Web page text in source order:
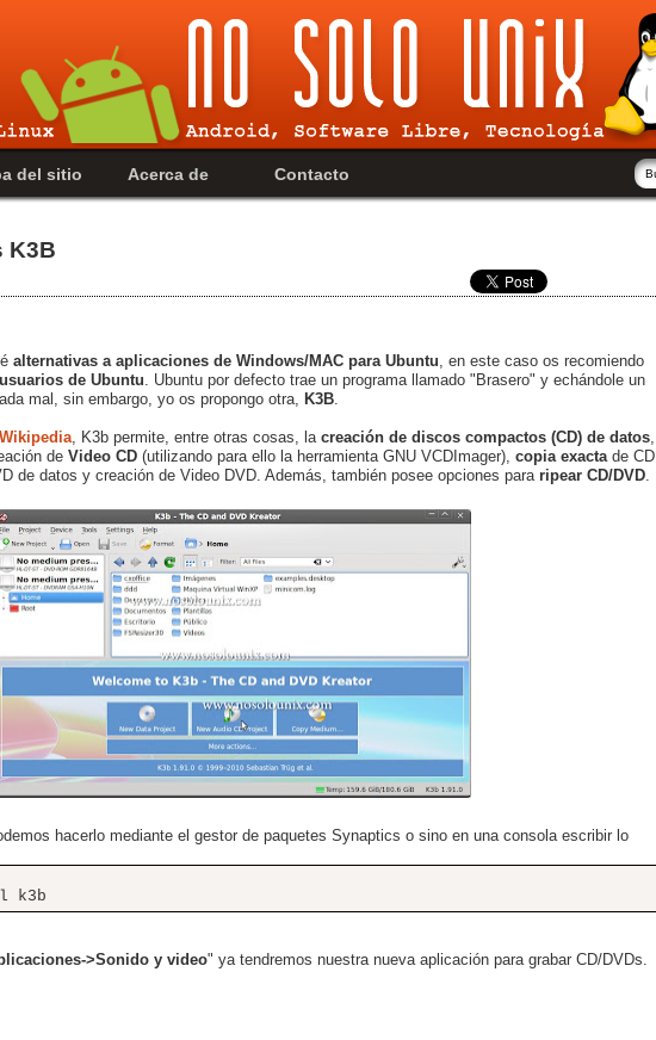
del sitio Acerca de Contacto
K3B
alternativas a aplicaciones de Windows/MAC para Ubuntu , en este caso os recomiendo
de Ubuntu . Ubuntu por defecto trae un programa llamado "Brasero" y echándole un
mal, sin embargo, yo os propongo otra, K3B
Wikipedia , K3b permite, entre otras cosas, la creación de discos compactos (CD) de datos
de Video CD (utilizando para ello la herramienta GNU VCDImager), copia exacta de CD
de datos y creación de Video DVD. Además, también posee opciones para ripear CD/DVD
hacerlo mediante el gestor de paquetes Synaptics o sino en una consola escribir lo
k3b
>Sonido y video" ya tendremos nuestra nueva aplicación para grabar CD/DVDs.